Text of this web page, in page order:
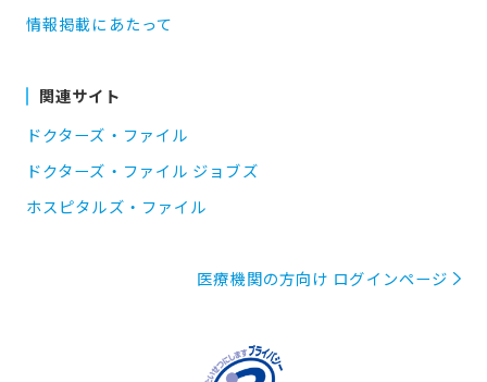
情報掲載にあたって
関連サイト
ドクターズ・ファイル
ドクターズ・ファイル ジョブズ
ホスピタルズ・ファイル
医療機関の方向け ログインページ